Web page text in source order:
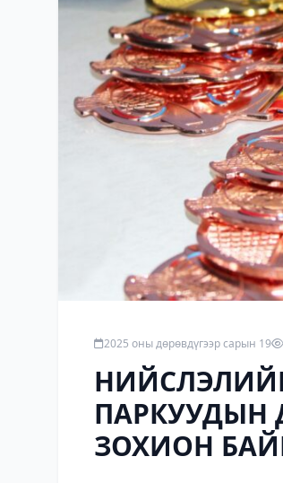
2025 оны дөрөвдүгээр сарын 19
ПАРКУУДЫН
ЗОХИОН